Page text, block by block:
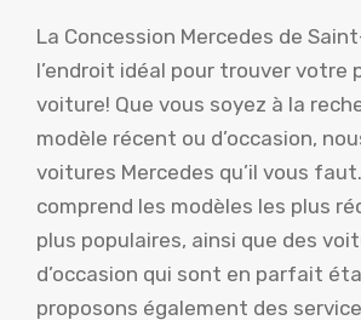
La Concession Mercedes de
l’endroit idéal pour trouver votre
voiture! Que vous soyez à la
modèle récent ou d’occasion,
voitures Mercedes qu’il vous
comprend les modèles les plus
plus populaires, ainsi que des
d’occasion qui sont en parfait
proposons également des